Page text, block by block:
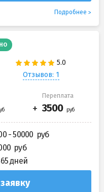
Подробнее
Отзывов: 1
Переплата
- 50000
дней